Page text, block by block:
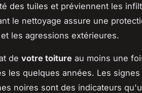
des tuiles et préviennent les
le nettoyage assure une
les agressions extérieures.
de votre toiture au moins une
les quelques années. Les
noires sont des indicateurs